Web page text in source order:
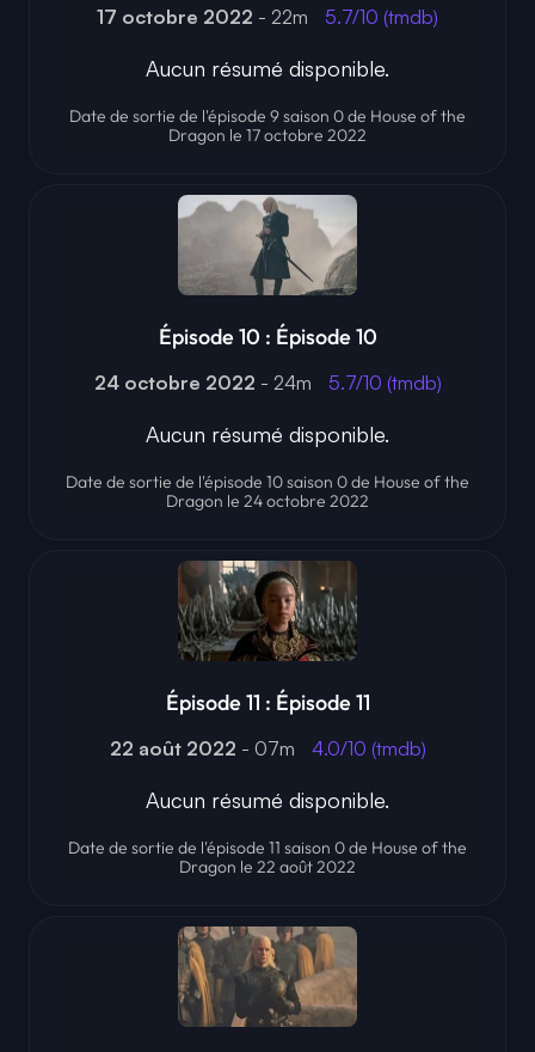
17 octobre 2022 - 22m 5.7/10 (tmdb)
Aucun résumé disponible.
Date de sortie de l'épisode 9 saison 0 de House of the
Dragon le 17 octobre 2022
Épisode 10 : Épisode 10
24 octobre 2022 - 24m 5.7/10 (tmdb)
Aucun résumé disponible.
Date de sortie de l'épisode 10 saison 0 de House of the
Dragon le 24 octobre 2022
Épisode 11 : Épisode 11
22 août 2022 - 07m 4.0/10 (tmdb)
Aucun résumé disponible.
Date de sortie de l'épisode 11 saison 0 de House of the
Dragon le 22 août 2022